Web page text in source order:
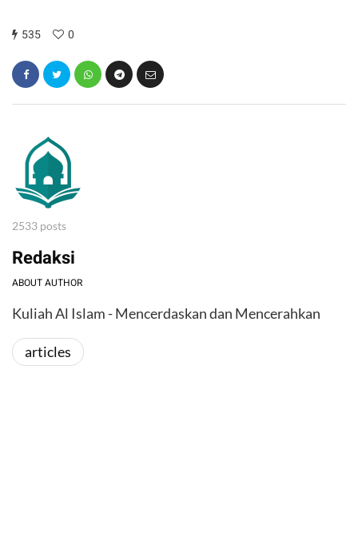
535 0
2533 posts
Redaksi
ABOUT AUTHOR
Kuliah Al Islam - Mencerdaskan dan Mencerahkan
articles